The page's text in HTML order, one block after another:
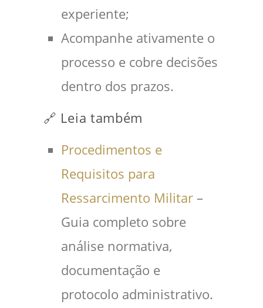
experiente;
Acompanhe ativamente o
processo e cobre decisões
dentro dos prazos.
🔗 Leia também
Procedimentos e
Requisitos para
Ressarcimento Militar –
Guia completo sobre
análise normativa,
documentação e
protocolo administrativo.